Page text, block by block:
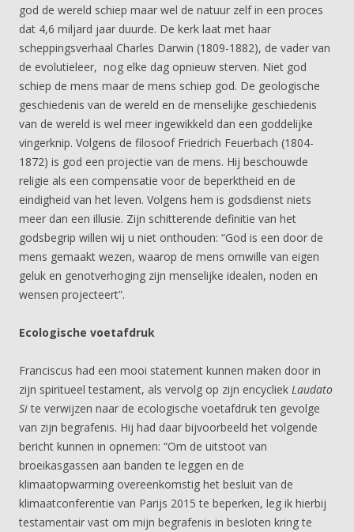
god de wereld schiep maar wel de natuur zelf in een proces
dat 4,6 miljard jaar duurde. De kerk laat met haar
scheppingsverhaal Charles Darwin (1809-1882), de vader van
de evolutieleer, nog elke dag opnieuw sterven. Niet god
schiep de mens maar de mens schiep god. De geologische
geschiedenis van de wereld en de menselijke geschiedenis
van de wereld is wel meer ingewikkeld dan een goddelijke
vingerknip. Volgens de filosoof Friedrich Feuerbach (1804-
1872) is god een projectie van de mens. Hij beschouwde
religie als een compensatie voor de beperktheid en de
eindigheid van het leven. Volgens hem is godsdienst niets
meer dan een illusie. Zijn schitterende definitie van het
godsbegrip willen wij u niet onthouden: “God is een door de
mens gemaakt wezen, waarop de mens omwille van eigen
geluk en genotverhoging zijn menselijke idealen, noden en
wensen projecteert”.
Ecologische voetafdruk
Franciscus had een mooi statement kunnen maken door in
zijn spiritueel testament, als vervolg op zijn encycliek Laudato
Site verwijzen naar de ecologische voetafdruk ten gevolge
van zijn begrafenis. Hij had daar bijvoorbeeld het volgende
bericht kunnen in opnemen: “Om de uitstoot van
broeikasgassen aan banden te leggen en de
klimaatopwarming overeenkomstig het besluit van de
klimaatconferentie van Parijs 2015 te beperken, leg ik hierbij
testamentair vast om mijn begrafenis in besloten kring te